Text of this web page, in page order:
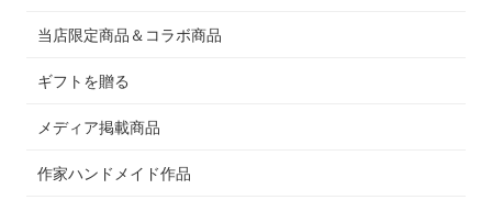
当店限定商品＆コラボ商品
ギフトを贈る
メディア掲載商品
作家ハンドメイド作品